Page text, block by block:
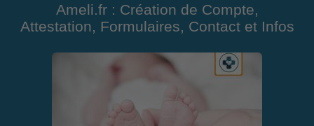
Ameli.fr : Création de Compte,
Attestation, Formulaires, Contact et Infos